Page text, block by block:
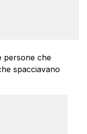
persone che
spacciavano